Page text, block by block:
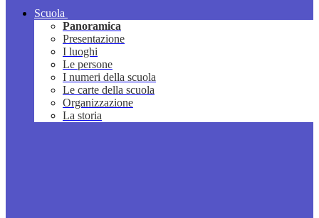
Scuola
Panoramica
Presentazione
I luoghi
Le persone
I numeri della scuola
Le carte della scuola
Organizzazione
La storia